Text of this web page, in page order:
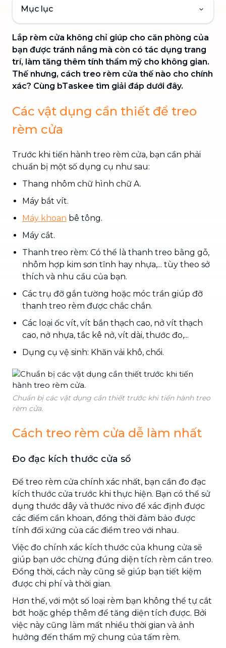
Mục lục
Lắp rèm cửa không chỉ giúp cho căn phòng của
bạn được tránh nắng mà còn có tác dụng trang
trí, làm tăng thêm tính thẩm mỹ cho không gian.
Thế nhưng, cách treo rèm cửa thế nào cho chính
xác? Cùng bTaskee tìm giải đáp dưới đây.
Các vật dụng cần thiết để treo
rèm cửa
Trước khi tiến hành treo rèm cửa, bạn cần phải
chuẩn bị một số dụng cụ như sau:
Thang nhôm chữ hình chữ A.
Máy bắt vít.
Máy khoan bê tông.
Máy cắt.
Thanh treo rèm: Có thể là thanh treo bằng gỗ,
nhôm hợp kim sơn tĩnh hay nhựa,... tùy theo sở
thích và nhu cầu của bạn.
Các trụ đỡ gắn tường hoặc móc trần giúp đỡ
thanh treo rèm được chắc chắn.
Các loại ốc vít, vít bắn thạch cao, nở vít thạch
cao, nở nhựa, tắc kê nở, vít dài, thước đo,...
Dụng cụ vệ sinh: Khăn vải khô, chổi.
Chuẩn bị các vật dụng cần thiết trước khi tiến hành treo
rèm cửa.
Cách treo rèm cửa dễ làm nhất
Đo đạc kích thước cửa sổ
Để treo rèm cửa chính xác nhất, bạn cần đo đạc
kích thước cửa trước khi thực hiện. Bạn có thể sử
dụng thước dây và thước nivo để xác định được
các điểm cần khoan, đồng thời đảm bảo được
tính đối xứng của các điểm treo với nhau.
Việc đo chính xác kích thước của khung cửa sẽ
giúp bạn ước chừng đúng diện tích rèm cần treo.
Đồng thời, cách này cũng sẽ giúp bạn tiết kiệm
được chi phí và thời gian.
Hơn thế, với một số loại rèm bạn không thể tự cắt
bớt hoặc ghép thêm để tăng diện tích được. Bởi
việc này cũng làm mất nhiều thời gian và ảnh
hưởng đến thẩm mỹ chung của tấm rèm.